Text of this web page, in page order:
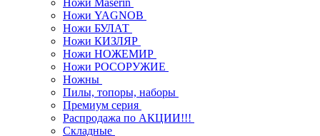
Ножи Maserin
Ножи YAGNOB
Ножи БУЛАТ
Ножи КИЗЛЯР
Ножи НОЖЕМИР
Ножи РОСОРУЖИЕ
Ножны
Пилы, топоры, наборы
Премиум серия
Распродажа по АКЦИИ!!!
Складные